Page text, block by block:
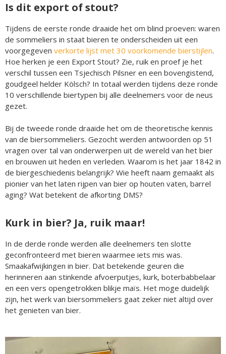
Is dit export of stout?
Tijdens de eerste ronde draaide het om blind proeven: waren
de sommeliers in staat bieren te onderscheiden uit een
voorgegeven verkorte lijst met 30 voorkomende bierstijlen.
Hoe herken je een Export Stout? Zie, ruik en proef je het
verschil tussen een Tsjechisch Pilsner en een bovengistend,
goudgeel helder Kölsch? In totaal werden tijdens deze ronde
10 verschillende biertypen bij alle deelnemers voor de neus
gezet.
Bij de tweede ronde draaide het om de theoretische kennis
van de biersommeliers. Gezocht werden antwoorden op 51
vragen over tal van onderwerpen uit de wereld van het bier
en brouwen uit heden en verleden. Waarom is het jaar 1842 in
de biergeschiedenis belangrijk? Wie heeft naam gemaakt als
pionier van het laten rijpen van bier op houten vaten, barrel
aging? Wat betekent de afkorting DMS?
Kurk in bier? Ja, ruik maar!
In de derde ronde werden alle deelnemers ten slotte
geconfronteerd met bieren waarmee iets mis was.
Smaakafwijkingen in bier. Dat betekende geuren die
herinneren aan stinkende afvoerputjes, kurk, boterbabbelaar
en een vers opengetrokken blikje maïs. Het moge duidelijk
zijn, het werk van biersommeliers gaat zeker niet altijd over
het genieten van bier.